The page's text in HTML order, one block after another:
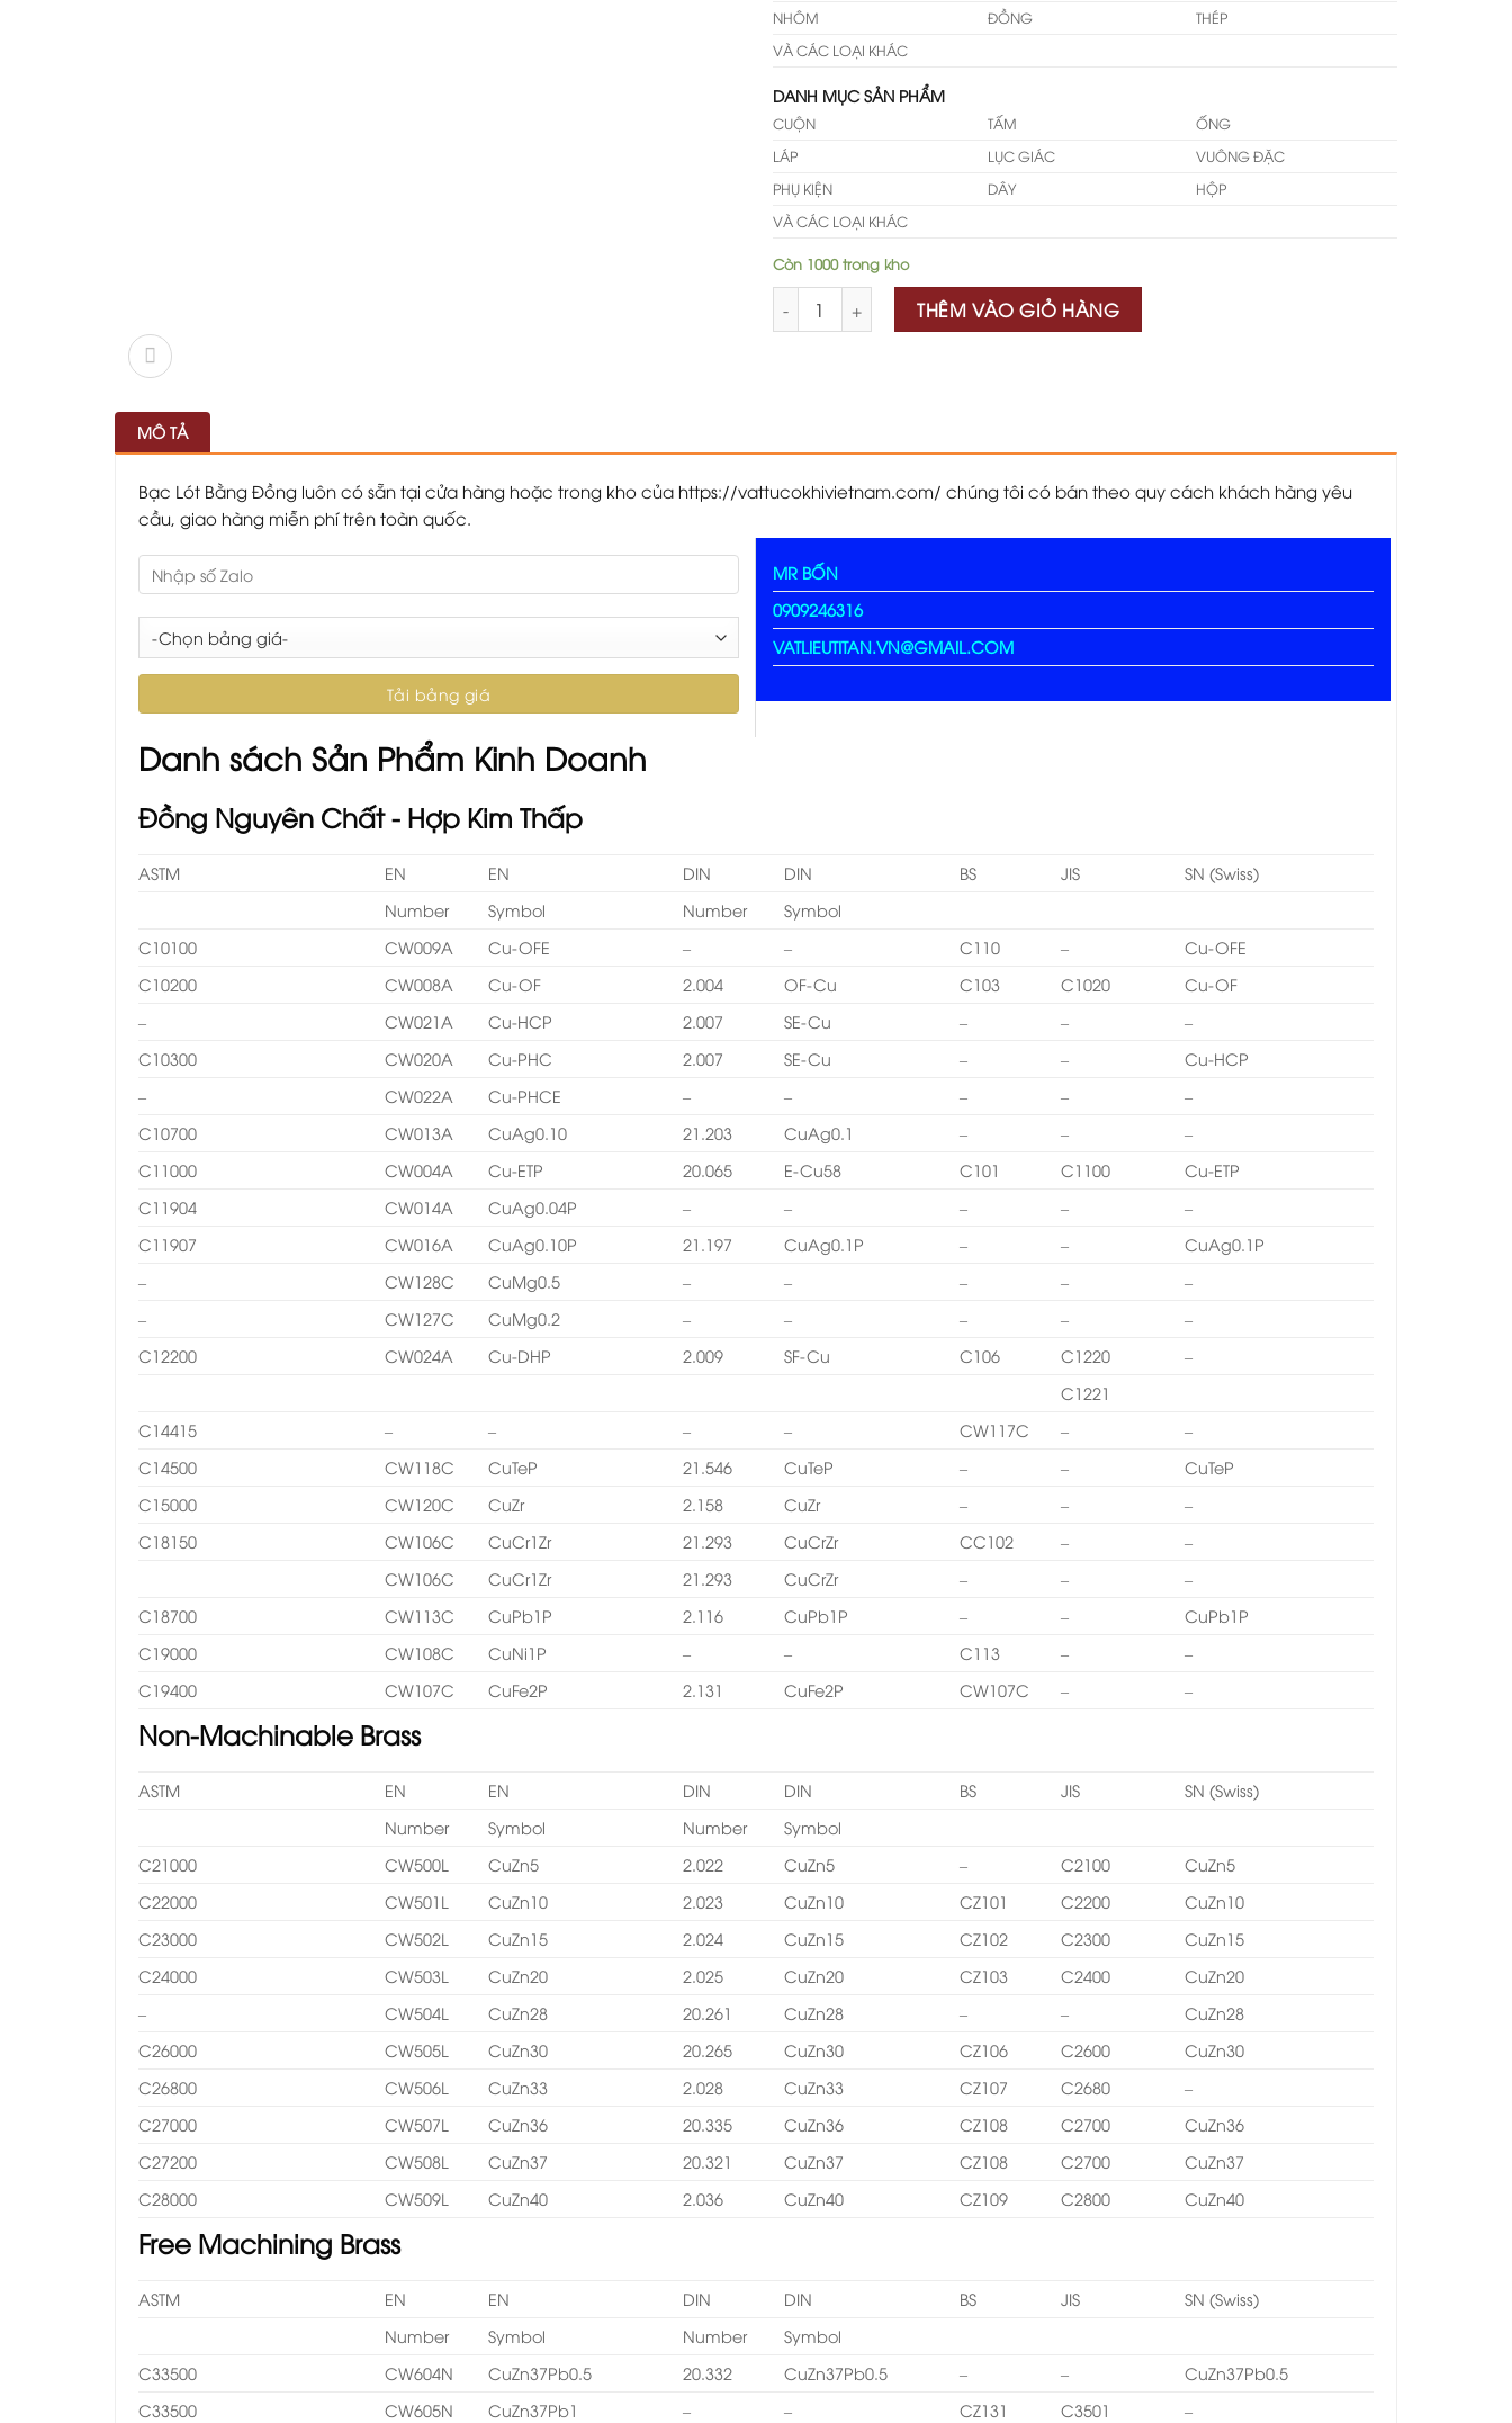
NHÔM
ĐỒNG
THÉP
VÀ CÁC LOẠI KHÁC
DANH MỤC SẢN PHẨM
CUỘN TẤM
ỐNG
LÁP
LỤC GIÁC
VUÔNG ĐẶC
PHỤ KIỆN
DÂY
HỘP
VÀ CÁC LOẠI KHÁC
Còn 1000 trong kho
THÊM VÀO GIỎ HÀNG
MÔ TẢ
Bạc Lót Bằng Đồng luôn có sẵn tại cửa hàng hoặc trong kho của https://vattucokhivietnam.com/ chúng tôi có bán theo quy cách khách hàng yêu
cầu, giao hàng miễn phí trên toàn quốc.
MR BỐN
0909246316
VATLIEUTITAN.VN@GMAIL.COM
Danh sách Sản Phẩm Kinh Doanh
Đồng Nguyên Chất - Hợp Kim Thấp
ASTM EN EN DIN DIN BS JIS
SN (Swiss)
Number
Symbol Number
Symbol
C10100
CW009A Cu-OFE – – C110 –
Cu-OFE
C10200
CW008A Cu-OF 2.004 OF-Cu C103 C1020
Cu-OF
–
CW021A Cu-HCP 2.007 SE-Cu – –
–
C10300
CW020A Cu-PHC 2.007 SE-Cu – –
Cu-HCP
–
CW022A Cu-PHCE – – – –
–
C10700
CW013A CuAg0.10 21.203 CuAg0.1 – –
–
C11000
CW004A Cu-ETP 20.065 E-Cu58 C101 C1100
Cu-ETP
C11904
CW014A CuAg0.04P – – – –
–
C11907
CW016A CuAg0.10P 21.197 CuAg0.1P – –
CuAg0.1P
–
CW128C CuMg0.5 – – – –
–
–
CW127C CuMg0.2 – – – –
–
C12200
CW024A Cu-DHP 2.009 SF-Cu C106 C1220
–
C1221
C14415
– – – – CW117C –
–
C14500
CW118C CuTeP 21.546 CuTeP – –
CuTeP
C15000
CW120C CuZr 2.158 CuZr – –
–
C18150
CW106C CuCr1Zr 21.293 CuCrZr CC102 –
–
CW106C
CuCr1Zr 21.293 CuCrZr – –
–
C18700
CW113C CuPb1P 2.116 CuPb1P – –
CuPb1P
C19000
CW108C CuNi1P – – C113 –
–
C19400
CW107C CuFe2P 2.131 CuFe2P CW107C – –
Non-Machinable Brass
ASTM EN EN DIN DIN BS JIS
SN (Swiss)
Number
Symbol Number
Symbol
C21000
CW500L CuZn5 2.022 CuZn5 – C2100
CuZn5
C22000
CW501L CuZn10 2.023 CuZn10 CZ101 C2200
CuZn10
C23000
CW502L CuZn15 2.024 CuZn15 CZ102 C2300
CuZn15
C24000
CW503L CuZn20 2.025 CuZn20 CZ103 C2400
CuZn20
–
CW504L CuZn28 20.261 CuZn28 – –
CuZn28
C26000
CW505L CuZn30 20.265 CuZn30 CZ106 C2600
CuZn30
C26800
CW506L CuZn33 2.028 CuZn33 CZ107 C2680
–
C27000
CW507L CuZn36 20.335 CuZn36 CZ108 C2700
CuZn36
C27200
CW508L CuZn37 20.321 CuZn37 CZ108 C2700
CuZn37
C28000
CW509L CuZn40 2.036 CuZn40 CZ109 C2800 CuZn40
Free Machining Brass
ASTM EN EN DIN DIN BS JIS
SN (Swiss)
Number
Symbol Number
Symbol
C33500
CW604N CuZn37Pb0.5 20.332 CuZn37Pb0.5 – –
CuZn37Pb0.5
C33500
CW605N CuZn37Pb1 – – CZ131 C3501
–